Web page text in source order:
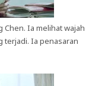
Chen. Ia melihat wajah
terjadi. Ia penasaran